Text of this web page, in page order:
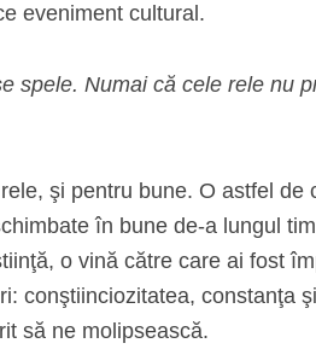
eveniment cultural.
spele. Numai că cele rele nu
şi pentru bune. O astfel de
în bune de-a lungul
o vină către care ai fost
conştiinciozitatea, constanţa
să ne molipsească.